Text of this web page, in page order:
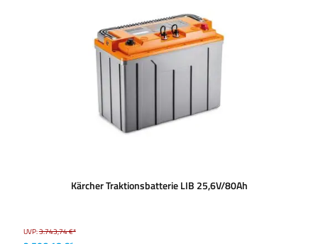
Kärcher Traktionsbatterie LIB 25,6V/80Ah
UVP:3.743,74 €*